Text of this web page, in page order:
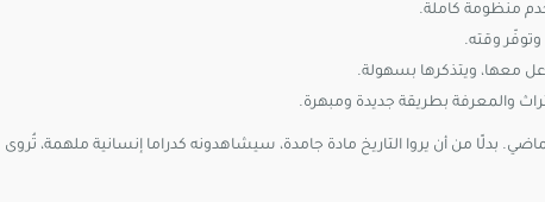
منظومة كاملة.
وتوفّر وقته.
معها، ويتذكرها بسهولة.
والمعرفة بطريقة جديدة ومبهرة.
بدلًا من أن يروا التاريخ مادة جامدة، سيشاهدونه كدراما إنسانية ملهمة، تُروى